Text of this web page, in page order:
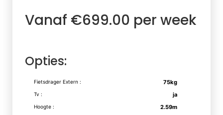
Vanaf €699.00 per week
Opties:
Fietsdrager Extern : 75kg
Tv : ja
Hoogte : 2.59m